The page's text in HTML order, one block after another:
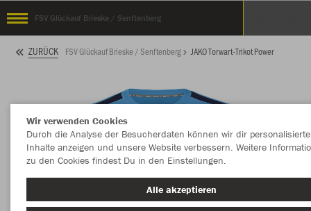
FSV Glückauf Brieske / Senftenberg
ZURÜCK FSV Glückauf Brieske / Senftenberg JAKO Torwart-Trikot Power
Wir verwenden Cookies
Durch die Analyse der Besucherdaten können wir dir personalisierte
Inhalte anzeigen und unsere Website verbessern. Weitere
zu den Cookies findest Du in den Einstellungen.
Alle akzeptieren